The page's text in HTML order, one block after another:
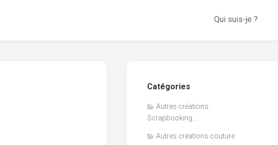
Qui suis-je ?
Catégories
Autres créations :
Scrapbooking…
Autres créations couture